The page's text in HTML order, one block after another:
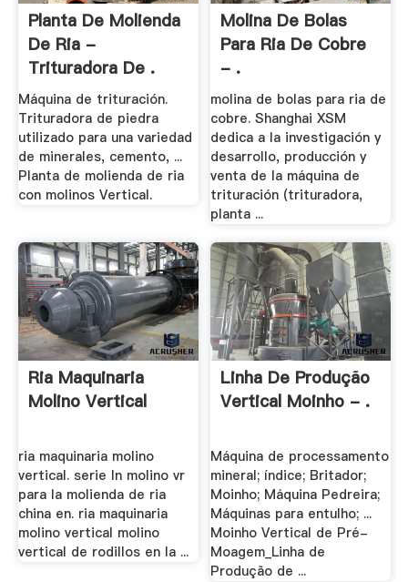
Planta De Molienda
De Ria -
Trituradora De .
Máquina de trituración.
Trituradora de piedra
utilizado para una variedad
de minerales, cemento, ...
Planta de molienda de ria
con molinos Vertical.
Molina De Bolas
Para Ria De Cobre
- .
molina de bolas para ria de
cobre. Shanghai XSM
dedica a la investigación y
desarrollo, producción y
venta de la máquina de
trituración (trituradora,
planta ...
Ria Maquinaria
Molino Vertical
ria maquinaria molino
vertical. serie ln molino vr
para la molienda de ria
china en. ria maquinaria
molino vertical molino
vertical de rodillos en la ...
Linha De Produção
Vertical Moinho - .
Máquina de processamento
mineral; índice; Britador;
Moinho; Máquina Pedreira;
Máquinas para entulho; ...
Moinho Vertical de Pré-
Moagem_Linha de
Produção de ...